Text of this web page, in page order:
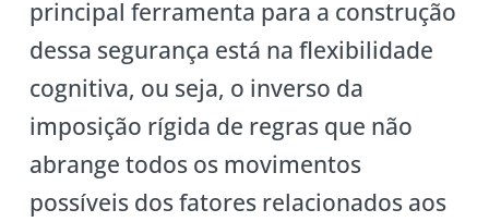
principal ferramenta para a construção
dessa segurança está na flexibilidade
cognitiva, ou seja, o inverso da
imposição rígida de regras que não
abrange todos os movimentos
possíveis dos fatores relacionados aos